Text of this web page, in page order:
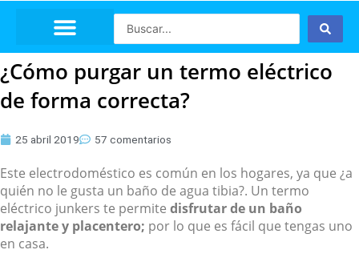
Search
¿Cómo purgar un termo eléctrico
de forma correcta?
25 abril 2019 57 comentarios
Este electrodoméstico es común en los hogares, ya que ¿a
quién no le gusta un baño de agua tibia?. Un termo
eléctrico junkers te permite disfrutar de un baño
relajante y placentero; por lo que es fácil que tengas uno
en casa.